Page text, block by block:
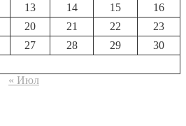
13 14 15
16
20 21 22
23
27 28 29
30
« Июл